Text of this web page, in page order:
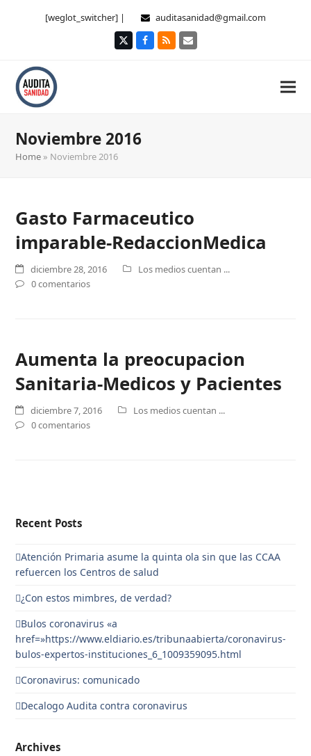
[weglot_switcher] | auditasanidad@gmail.com
TwitterFacebook
RSS Correo
Noviembre 2016
Home » Noviembre 2016
Gasto Farmaceutico
imparable-RedaccionMedica
diciembre 28, 2016
Los medios cuentan ...
0 comentarios
Aumenta la preocupacion
Sanitaria-Medicos y Pacientes
diciembre 7, 2016
Los medios cuentan ...
0 comentarios
Recent Posts
Atención Primaria asume la quinta ola sin que las CCAA
refuercen los Centros de salud
¿Con estos mimbres, de verdad?
Bulos coronavirus «a
href=»https://www.eldiario.es/tribunaabierta/coronavirus-
bulos-expertos-instituciones_6_1009359095.html
Coronavirus: comunicado
Decalogo Audita contra coronavirus
Archives